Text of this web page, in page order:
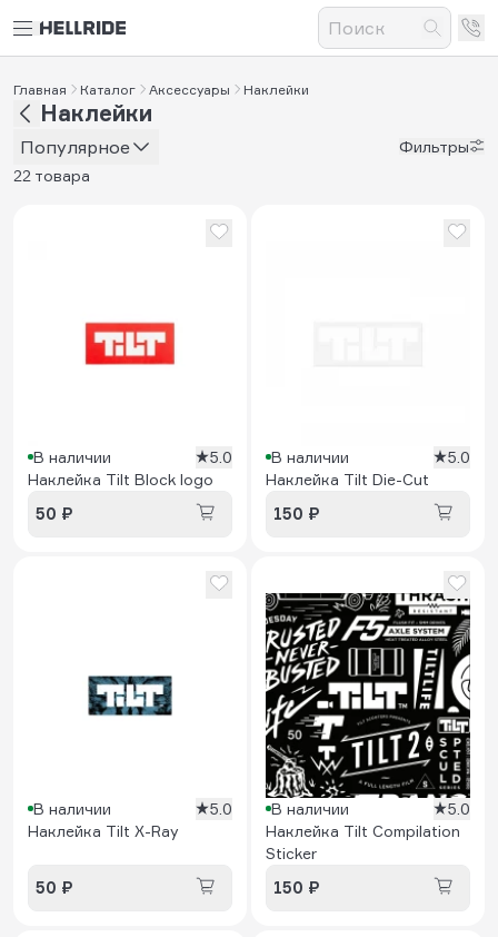
Главная Каталог Аксессуары Наклейки
Наклейки
Популярное
Фильтры
22 товара
В наличии
5.0
Наклейка Tilt Block logo
50 ₽
В наличии
5.0
Наклейка Tilt Die-Cut
150 ₽
В наличии
5.0
Наклейка Tilt X-Ray
50 ₽
В наличии
5.0
Наклейка Tilt Compilation
Sticker
150 ₽